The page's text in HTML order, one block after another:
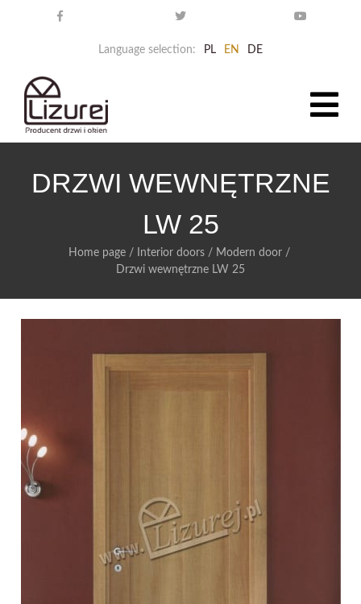
Language selection: PL EN DE
DRZWI WEWNĘTRZNE
LW 25
Home page/ Interior doors/ Modern door/
Drzwi wewnętrzne LW 25